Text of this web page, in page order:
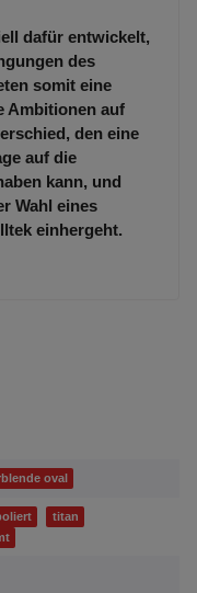
dafür entwickelt,
des
somit eine
Ambitionen auf
den eine
auf die
kann, und
Wahl eines
einhergeht.
oval
titan